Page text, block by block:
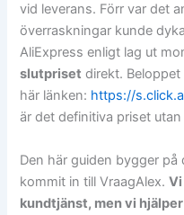
vid leverans. Förr var det
överraskningar kunde
AliExpress enligt lag ut
slutpriset direkt.
här länken: https://
är det definitiva priset
Den här guiden bygger
kommit in till VraagAlex.
kundtjänst, men vi